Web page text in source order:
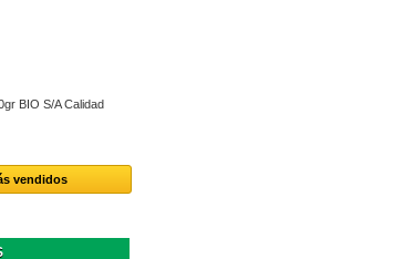
BIO S/A Calidad
vendidos